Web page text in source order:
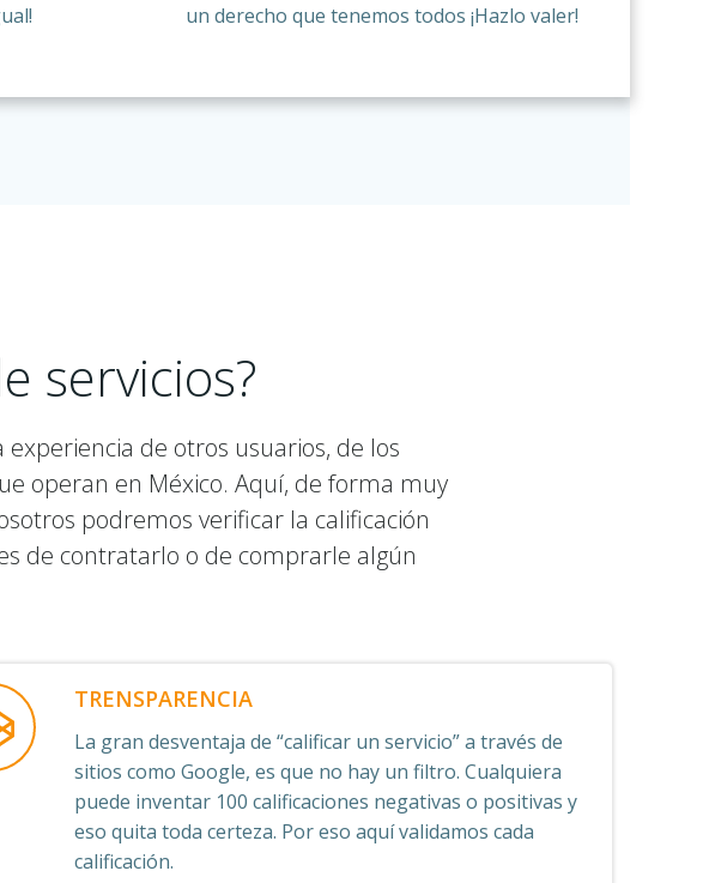
un derecho que tenemos todos ¡Hazlo valer!
servicios?
de otros usuarios, de los
operan en México. Aquí, de forma muy
podremos verificar la calificación
de contratarlo o de comprarle algún
TRENSPARENCIA
La gran desventaja de “calificar un servicio” a través de
sitios como Google, es que no hay un filtro. Cualquiera
puede inventar 100 calificaciones negativas o positivas y
eso quita toda certeza. Por eso aquí validamos cada
calificación.